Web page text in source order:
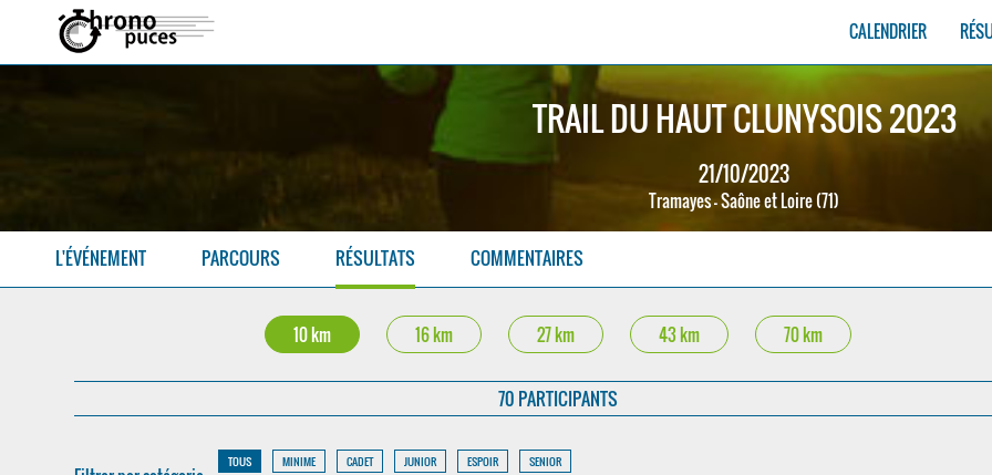
CALENDRIER
TRAIL DU HAUT CLUNYSOIS 2023
21/10/2023
Tramayes - Saône et Loire (71)
L'ÉVÉNEMENT PARCOURS RÉSULTATS COMMENTAIRES
10 km 16 km 27 km 43 km 70 km
70 PARTICIPANTS
TOUS MINIME CADET JUNIOR ESPOIR
SENIOR